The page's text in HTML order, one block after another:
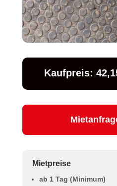
Kaufpreis:
Mietpreise
ab 1 Tag (Minimum)